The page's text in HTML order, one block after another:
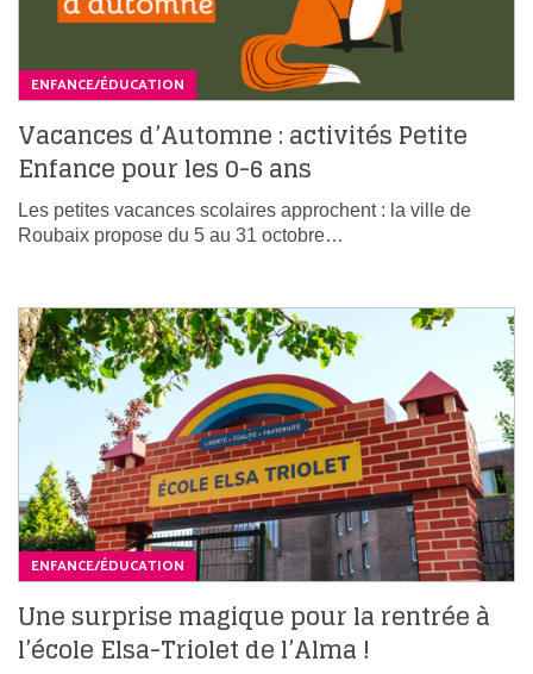
ENFANCE/ÉDUCATION
Vacances d’Automne : activités Petite
Enfance pour les 0-6 ans
Les petites vacances scolaires approchent : la ville de
Roubaix propose du 5 au 31 octobre…
ENFANCE/ÉDUCATION
Une surprise magique pour la rentrée à
l’école Elsa-Triolet de l’Alma !